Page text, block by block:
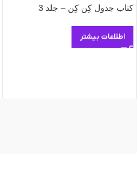
کتاب جدول کِن کِن – جلد 3
اطلاعات بیشتر